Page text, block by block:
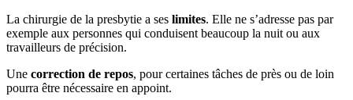
La chirurgie de la presbytie a ses limites. Elle ne s’adresse pas par
exemple aux personnes qui conduisent beaucoup la nuit ou aux
travailleurs de précision.
Une correction de repos, pour certaines tâches de près ou de loin
pourra être nécessaire en appoint.